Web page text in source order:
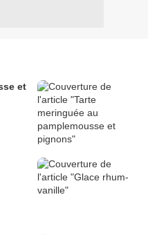
et